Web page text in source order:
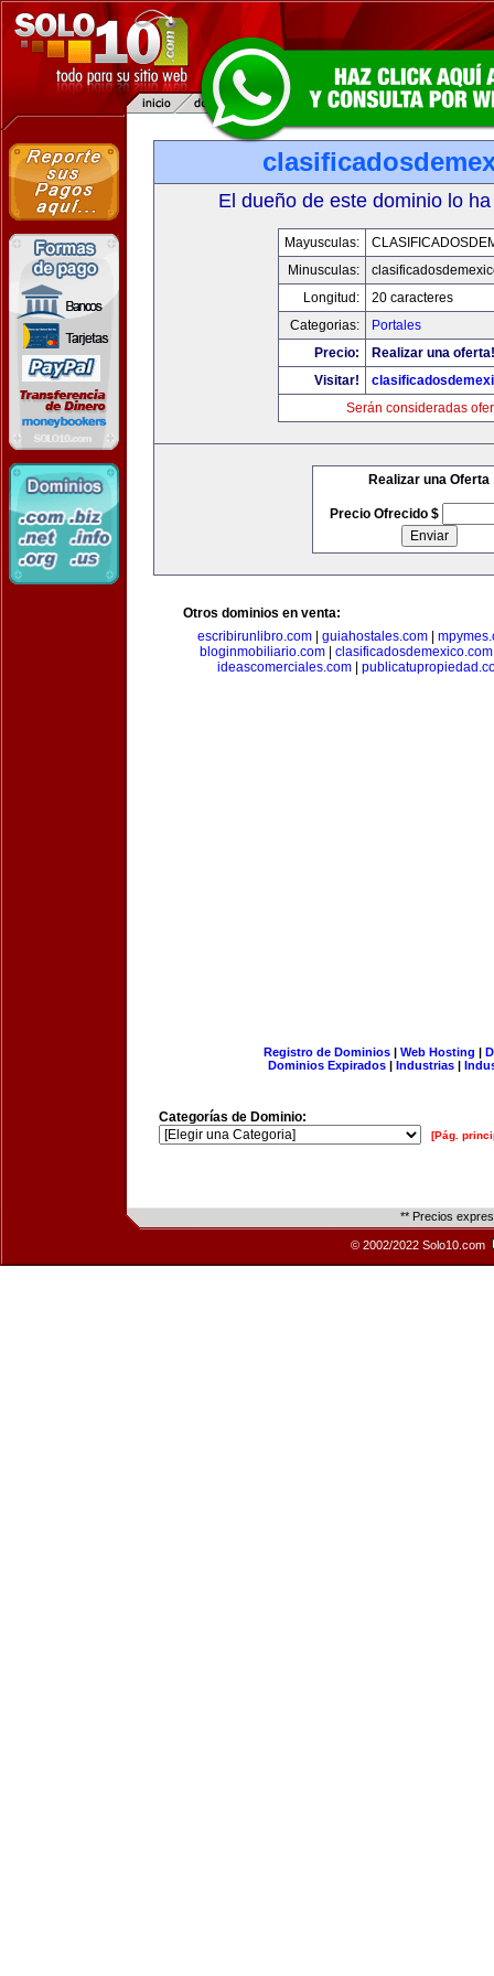
El dueño de este dominio lo
Mayusculas:
Minusculas:
Longitud:
20 caracteres
Categorias:
Portales
Precio:
Realizar una oferta!
Visitar!
Serán consideradas
Realizar una Oferta
Precio Ofrecido $
Otros dominios en venta:
escribirunlibro.com| guiahostales.com|
bloginmobiliario.com| clasificadosdemexico.com
ideascomerciales.com|
Registro de Dominios| Web Hosting |
Dominios Expirados | Industrias |
Categorías de Dominio:
[Pág.
** Precios
© 2002/2022 Solo10.com